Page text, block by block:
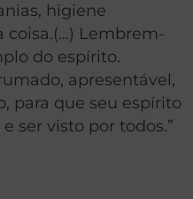
higiene
coisa.(…) Lembrem-
do espírito.
apresentável,
para que seu espírito
ser visto por todos.”